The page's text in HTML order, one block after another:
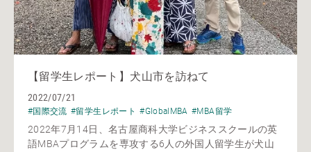
【留学生レポート】犬山市を訪ねて
2022/07/21
#国際交流 #留学生レポート #GlobalMBA #MBA留学
2022年7月14日、名古屋商科大学ビジネススクールの英
語MBAプログラムを専攻する6人の外国人留学生が犬山